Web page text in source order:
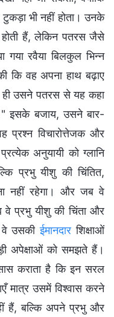
भी नहीं होता। उनके
होती हैं, लेकिन पतरस जैसे
गया रवैया बिलकुल भिन्न
कि वह अपना हाथ बढ़ाए
उसने पतरस से यह कहा
इसके बजाय, उसने बार-
प्रश्न विचारोत्तेजक और
अनुयायी को ग्लानि
प्रभु यीशु की चिंतित,
नहीं रहेगा। और जब वे
वे प्रभु यीशु की चिंता और
वे उसकीईमानदार शिक्षाओं
अपेक्षाओं को समझते हैं।
कराता है कि इन सरल
मात्र उसमें विश्वास करने
हैं, बल्कि अपने प्रभु और